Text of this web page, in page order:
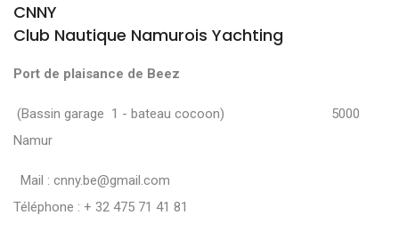
CNNY
Club Nautique Namurois Yachting
Port de plaisance de Beez
(Bassin garage 1 - bateau cocoon) 5000
Namur
Mail : cnny.be@gmail.com
Téléphone : + 32 475 71 41 81